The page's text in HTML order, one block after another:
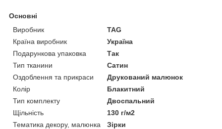
Основні
Виробник
TAG
Країна виробник
Україна
Подарункова упаковка
Так
Тип тканини
Сатин
Оздоблення та прикраси
Друкований малюнок
Колір
Блакитний
Тип комплекту
Двоспальний
Щільність
130 г/м2
Тематика декору, малюнка
Зірки